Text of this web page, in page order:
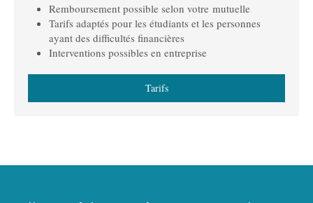
Remboursement possible selon votre mutuelle
Tarifs adaptés pour les étudiants et les personnes
ayant des difficultés financières
Interventions possibles en entreprise
Tarifs